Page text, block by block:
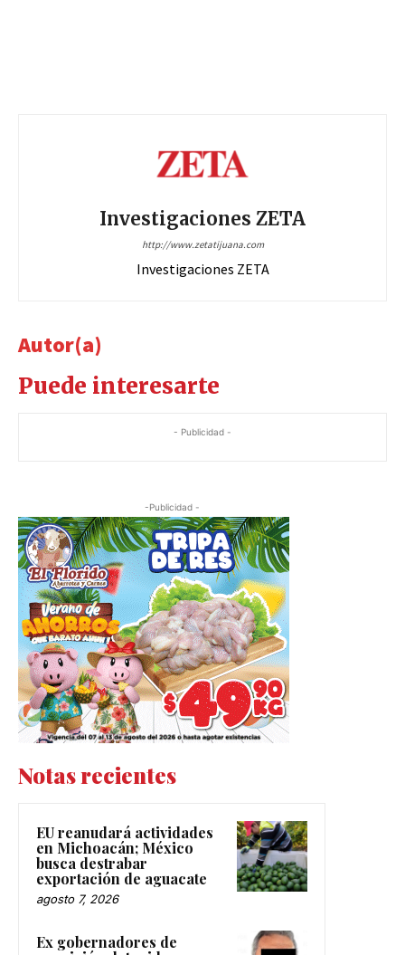
Investigaciones ZETA
http://www.zetatijuana.com
Investigaciones ZETA
Autor(a)
Puede interesarte
- Publicidad -
-Publicidad -
Notas recientes
EU reanudará actividades
en Michoacán; México
busca destrabar
exportación de aguacate
agosto 7, 2026
Ex gobernadores de